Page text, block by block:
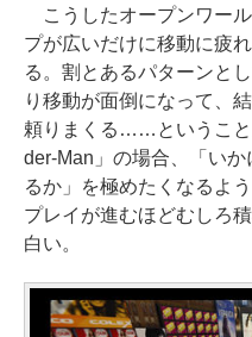
こうしたオープンワー
プが広いだけに移動に疲
る。割とあるパターンと
り移動が面倒になって、
頼りまくる……ということ
der-Man」の場合、「い
るか」を極めたくなるよ
プレイが進むほどむしろ
白い。